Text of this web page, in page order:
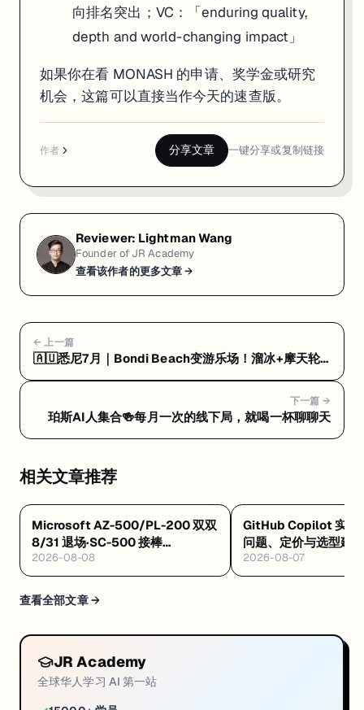
向排名突出；VC：「enduring quality,
depth and world-changing impact」
如果你在看 MONASH 的申请、奖学金或研究
机会，这篇可以直接当作今天的速查版。
作者 分享文章 一键分享或复制链接
Reviewer: Lightman Wang
Founder of JR Academy
查看该作者的更多文章 →
← 上一篇
🇦🇺悉尼7月｜Bondi Beach变游乐场！溜冰+摩天轮
下一篇 →
珀斯AI人集合🍻每月一次的线下局，就喝一杯聊聊天
相关文章推荐
Microsoft AZ-500/PL-200 双双
8/31 退场·SC-500 接棒
·Databricks GenAI 工程认证解析
·Google GEAR 免费 AI 课
2026-08-08
GitHub Copilot 实战
问题、定价与选型建议
2026-08-07
查看全部文章 →
JR Academy
全球华人学习 AI 第一站